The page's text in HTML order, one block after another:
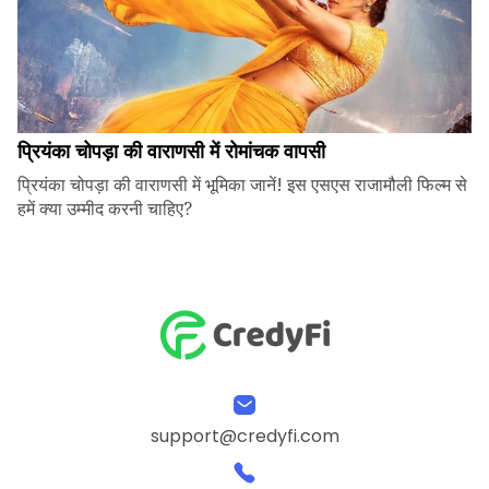
प्रियंका चोपड़ा की वाराणसी में रोमांचक वापसी
प्रियंका चोपड़ा की वाराणसी में भूमिका जानें! इस एसएस राजामौली फिल्म से
हमें क्या उम्मीद करनी चाहिए?
support@credyfi.com